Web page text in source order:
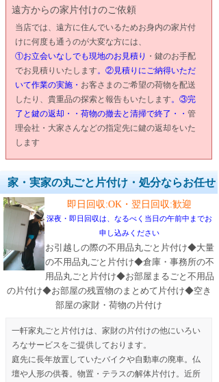
遠方からの家片付けのご依頼
当店では、遠方に住んでいるためお身内の家片付
けに何度も通うのが大変な方には、
①お立会いなしでも現地のお見積り ・鍵のお手配
でお見積りいたします。②見積りにご納得いただ
いて作業の実施・ お客さまのご希望の荷物を配送
したり、貴重品の探索と報告もいたします。③完
了と鍵の返却・・荷物の撤去と清掃で終了・・ 管
理会社・大家さんなどの指定先に鍵の返却をいた
します
家・実家の丸ごと片付け・処分ならお任せ
即日回収:OK・翌日回収:歓迎
深夜・即日回収は、なるべく当日の午前中までお
申し込みください
お引越しの際の不用品丸ごと片付け◆大量
の不用品丸ごと片付け◆倉庫・事務所の不
用品丸ごと片付け◆お部屋まるごと不用品
の片付け◆お部屋の残置物のまとめて片付け◆空き
部屋の家財・荷物の片付け
一軒家丸ごと片付けは、家財の片付けの他にいろい
ろなサービスをご提供しております。
庭先に長年放置していたバイクや自動車の廃車。仏
壇や人形の供養。物置・テラスの解体片付け。近所